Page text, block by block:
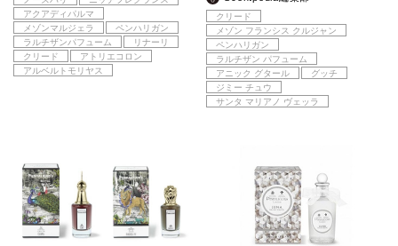
アクアディパルマ
メゾンマルジェラ
ペンハリガン
ラルチザンパフューム
リナーリ
クリード
アトリエコロン
アルベルトモリヤス
クリード
メゾン フランシス クルジャン
ペンハリガン
ラルチザン パフューム
アニック グタール
グッチ
ジミー チュウ
サンタ マリアノ ヴェッラ